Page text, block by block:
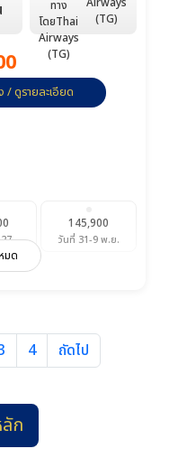
(TG)
/ ดูรายละเอียด
145,900
วันที่ 31-9 พ.ย.
มด
4 ถัดไป
ก